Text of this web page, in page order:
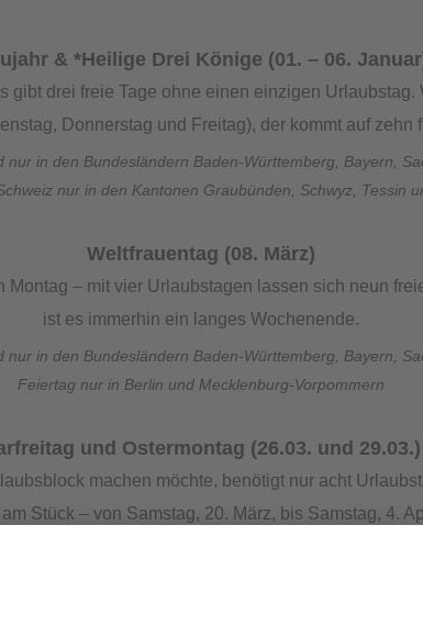
& *Heilige Drei Könige (01. – 06.
gibt drei freie Tage ohne einen einzigen
Donnerstag und Freitag), der kommt auf zehn
nur in den Bundesländern Baden-Württemberg, Bayern,
nur in den Kantonen Graubünden, Schwyz, Tessin
Weltfrauentag (08. März)
Montag – mit vier Urlaubstagen lassen sich neun
ist es immerhin ein langes Wochenende.
nur in den Bundesländern Baden-Württemberg, Bayern,
Feiertag nur in Berlin und Mecklenburg-Vorpommern
und Ostermontag (26.03. und 29.03.)
machen möchte, benötigt nur acht
Stück – von Samstag, 20. März, bis Samstag, 4.
bis Sonntag, wenn Du nur den Freitag als